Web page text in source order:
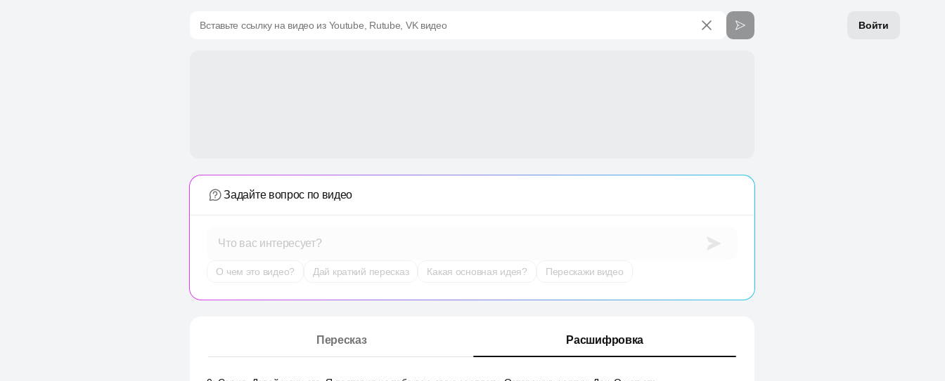
Войти
Вставьте ссылку на видео из Youtube, Rutube, VK видео
Задайте вопрос по видео
Что вас интересует?
О чем это видео? Дай краткий пересказ Какая основная идея? Перескажи видео
Пересказ Расшифровка